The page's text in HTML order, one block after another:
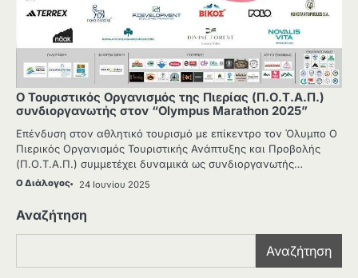
Ο Τουριστικός Οργανισμός της Πιερίας (Π.Ο.Τ.Α.Π.)
συνδιοργανωτής στον “Olympus Marathon 2025”
Επένδυση στον αθλητικό τουρισμό με επίκεντρο τον Όλυμπο Ο
Πιερικός Οργανισμός Τουριστικής Ανάπτυξης και Προβολής
(Π.Ο.Τ.Α.Π.) συμμετέχει δυναμικά ως συνδιοργανωτής…
Ο Διάλογος 24 Ιουνίου 2025
Αναζήτηση
Αναζήτηση